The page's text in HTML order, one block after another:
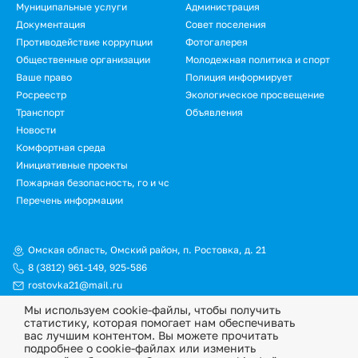
Муниципальные услуги
Администрация
Документация
Совет поселения
Противодействие коррупции
Фотогалерея
Общественные организации
Молодежная политика и спорт
Ваше право
Полиция информирует
Росреестр
Экологическое просвещение
Транспорт
Объявления
Новости
Омская область, Омский район, п. Ростовка, д. 21
8 (3812) 961-149, 925-586
rostovka21@mail.ru
Подвал.
Дополнительное
меню
Комфортная среда
Инициативные проекты
Пожарная безопасность, го и чс
Перечень информации
© Официальный сайт Ростовкинского сельского поселения
Омского муниципального района Омской области, 2026
Политика конфиденциальности
Мы используем cookie-файлы, чтобы получить
статистику, которая помогает нам обеспечивать
вас лучшим контентом. Вы можете прочитать
подробнее о cookie-файлах или изменить